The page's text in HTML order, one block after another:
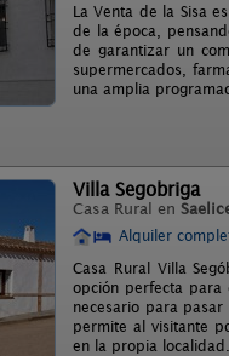
La Venta de la Sisa
de la época,
de garantizar un
supermercados,
una amplia
Villa Segobriga
Casa Rural en
Alquiler
Casa Rural Villa
opción perfecta para
necesario para
permite al visitante
en la propia localidad.